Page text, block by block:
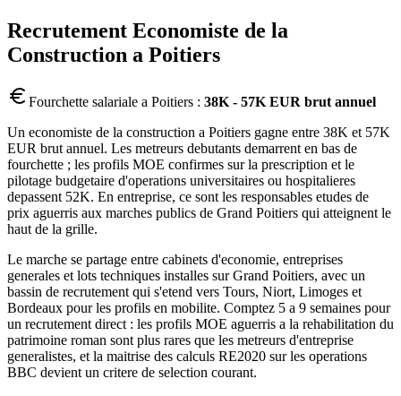
Recrutement Economiste de la
Construction a Poitiers
Fourchette salariale a Poitiers : 38K - 57K EUR brut annuel
Un economiste de la construction a Poitiers gagne entre 38K et 57K
EUR brut annuel. Les metreurs debutants demarrent en bas de
fourchette ; les profils MOE confirmes sur la prescription et le
pilotage budgetaire d'operations universitaires ou hospitalieres
depassent 52K. En entreprise, ce sont les responsables etudes de
prix aguerris aux marches publics de Grand Poitiers qui atteignent le
haut de la grille.
Le marche se partage entre cabinets d'economie, entreprises
generales et lots techniques installes sur Grand Poitiers, avec un
bassin de recrutement qui s'etend vers Tours, Niort, Limoges et
Bordeaux pour les profils en mobilite. Comptez 5 a 9 semaines pour
un recrutement direct : les profils MOE aguerris a la rehabilitation du
patrimoine roman sont plus rares que les metreurs d'entreprise
generalistes, et la maitrise des calculs RE2020 sur les operations
BBC devient un critere de selection courant.